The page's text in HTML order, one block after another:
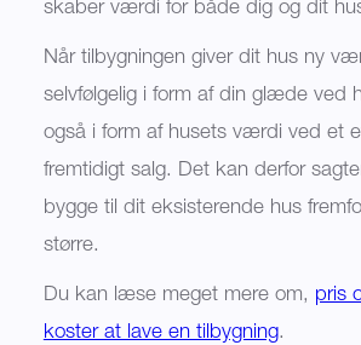
skaber værdi for både dig og dit
Når tilbygningen giver dit hus ny
selvfølgelig i form af din glæde ved
også i form af husets værdi ved et
fremtidigt salg. Det kan derfor
bygge til dit eksisterende hus
større.
Du kan læse meget mere om, pris
koster at lave en tilbygning.